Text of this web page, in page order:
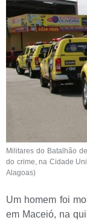
Militares do Batalhão
do crime, na Cidade
Alagoas)
Um homem foi
em Maceió, na